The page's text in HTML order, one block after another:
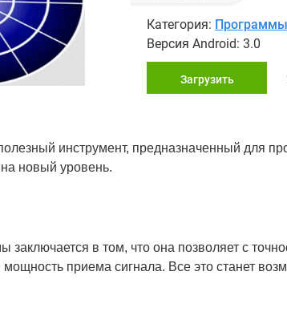
Категория: Программы
Версия Android: 3.0
Загрузить
инструмент, предназначенный для
новый уровень.
в том, что она позволяет с
приема сигнала. Все это станет